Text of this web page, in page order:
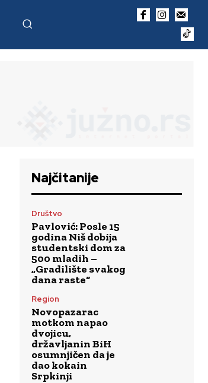
Najčitanije
Društvo
Pavlović: Posle 15
godina Niš dobija
studentski dom za
500 mladih –
„Gradilište svakog
dana raste“
Region
Novopazarac
motkom napao
dvojicu,
državljanin BiH
osumnjičen da je
dao kokain
Srpkinji